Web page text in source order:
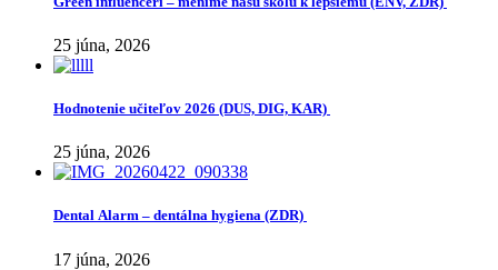
25 júna, 2026
Hodnotenie učiteľov 2026 (DUS, DIG, KAR)
25 júna, 2026
Dental Alarm – dentálna hygiena (ZDR)
17 júna, 2026